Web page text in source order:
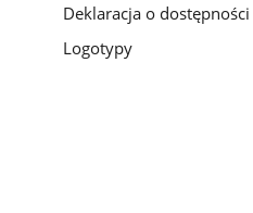
Deklaracja o dostępności
Logotypy